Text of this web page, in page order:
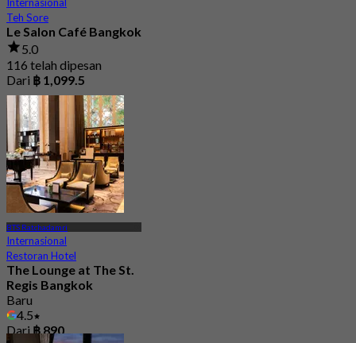
Internasional
Teh Sore
Le Salon Café Bangkok
5.0
116 telah dipesan
Dari ฿ 1,099.5
BTS Ratchadamri
Internasional
Restoran Hotel
The Lounge at The St.
Regis Bangkok
Baru
4.5
Dari฿ 890